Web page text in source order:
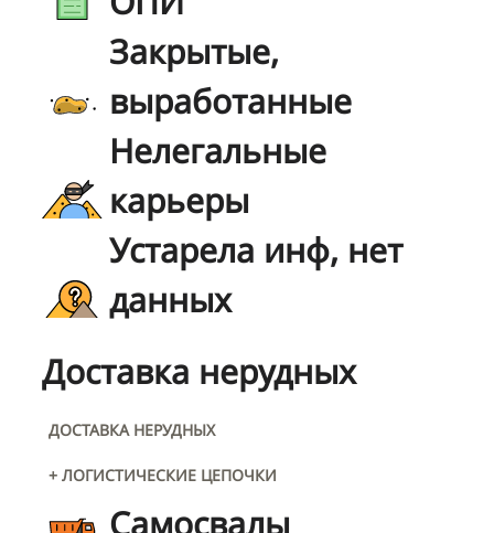
Закрытые,
выработанные
Нелегальные
карьеры
Устарела инф, нет
данных
Доставка нерудных
ДОСТАВКА НЕРУДНЫХ
+ ЛОГИСТИЧЕСКИЕ ЦЕПОЧКИ
Самосвалы